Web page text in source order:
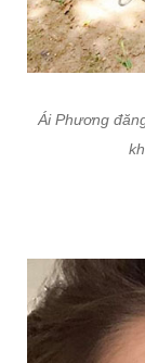
Ái Phương